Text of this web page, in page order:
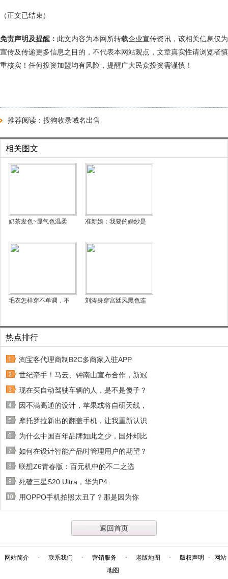
（正文已结束）
免责声明及提醒： 此文内容为本网所转载企业宣传资讯，该相关信息仅为
宣传及传递更多信息之目的，不代表本网站观点，文章真实性请浏览者慎
重核实！任何投资加盟均有风险，提醒广大民众投资需谨慎！
推荐阅读： 搜狗收录域名出售
相关图文
奶茶发色~显气色温柔 准新娘：我要的婚纱是
毛衣怎样穿不单调，不 刘涛身穿宫廷风黑色连
热点排行
淘宝客代理商制B2C多商家入驻APP
世纪牵手！马云、钟南山宣布合作，新冠
现在买自动驾驶车辆的人，是不是傻子？
因不满高通的设计，苹果或将自研天线，
摩托罗拉新出的翻盖手机，让我重新认识
为什么中国百年品牌如此之少，国外却比
如何在设计智能产品时管理用户的期望？
联想Z6青春版：百元机中的不二之选
死磕三星S20 Ultra，华为P4
用OPPO手机拍照太丑了？那是因为你
返回首页
网站简介 - 联系我们 - 营销服务 - 老版地图 - 版权声明 -
网站
地图